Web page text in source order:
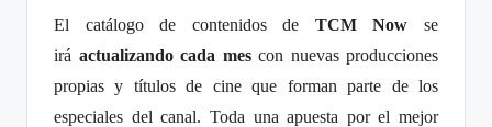
El catálogo de contenidos de TCM Now se
irá actualizando cada mes con nuevas producciones
propias y títulos de cine que forman parte de los
especiales del canal. Toda una apuesta por el mejor